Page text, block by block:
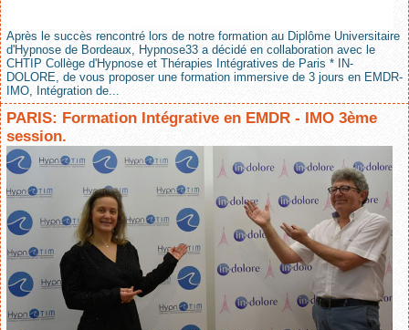
Après le succès rencontré lors de notre formation au Diplôme Universitaire
d'Hypnose de Bordeaux, Hypnose33 a décidé en collaboration avec le
CHTIP Collège d'Hypnose et Thérapies Intégratives de Paris * IN-
DOLORE, de vous proposer une formation immersive de 3 jours en EMDR-
IMO, Intégration de...
PARIS: Formation Intégrative en EMDR - IMO 3ème
session.